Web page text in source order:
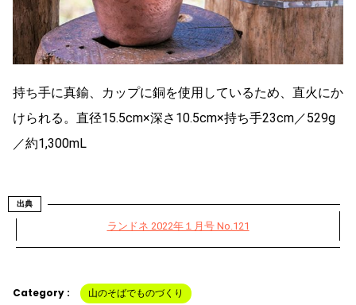
持ち手に真鍮、カップに銅を使用しているため、直火にか
けられる。直径15.5cm×深さ10.5cm×持ち手23cm／529g
／約1,300mL
出典
ランドネ 2022年１月号 No.121
Category : 山のそばでものづくり